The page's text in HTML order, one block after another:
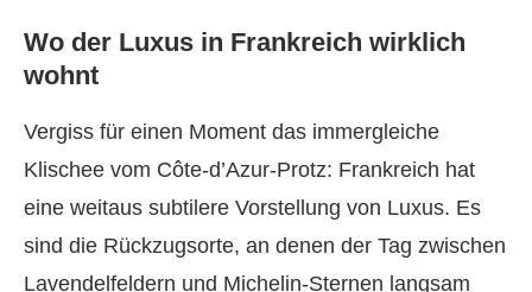
Wo der Luxus in Frankreich wirklich
wohnt
Vergiss für einen Moment das immergleiche
Klischee vom Côte-d’Azur-Protz: Frankreich hat
eine weitaus subtilere Vorstellung von Luxus. Es
sind die Rückzugsorte, an denen der Tag zwischen
Lavendelfeldern und Michelin-Sternen langsam